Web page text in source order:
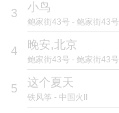
3 小鸟
鲍家街43号 - 鲍家街43号
4 晚安,北京
鲍家街43号 - 鲍家街43号
5 这个夏天
铁风筝 - 中国火II